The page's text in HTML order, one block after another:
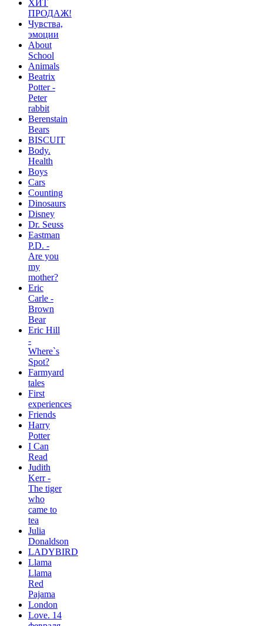
ХИТ
ПРОДАЖ!
Чувства,
эмоции
About
School
Animals
Beatrix
Potter -
Peter
rabbit
Berenstain
Bears
BISCUIT
Body.
Health
Boys
Cars
Counting
Dinosaurs
Disney
Dr. Seuss
Eastman
P.D. -
Are you
my
mother?
Eric
Carle -
Brown
Bear
Eric Hill
-
Where`s
Spot?
Farmyard
tales
First
experiences
Friends
Harry
Potter
I Can
Read
Judith
Kerr -
The tiger
who
came to
tea
Julia
Donaldson
LADYBIRD
Llama
Llama
Red
Pajama
London
Love. 14